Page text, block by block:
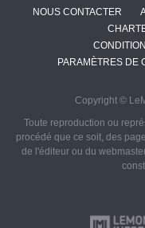
NOUS CONTACTER
PARAMÈTRES DE
Copyright ©
Toute reproduction ou
procédé que ce soit, des
de l'éditeur ou du